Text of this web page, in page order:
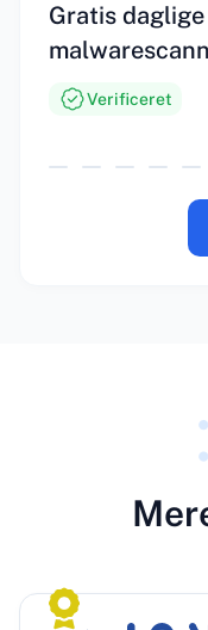
Gratis
Verificeret